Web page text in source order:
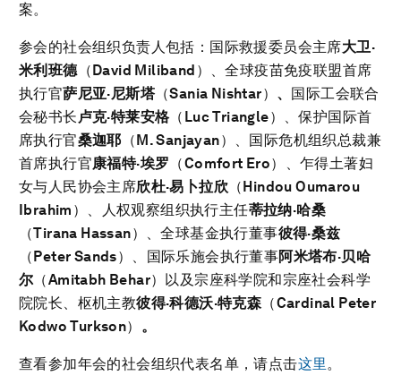
案。
参会的社会组织负责人包括：国际救援委员会主席大卫·
米利班德（David Miliband ）、全球疫苗免疫联盟首席
执行官萨尼亚·尼斯塔（Sania Nishtar） 、 国际工会联合
会秘书长卢克·特莱安格（ Luc Triangle）、保护国际首
席执行官桑迦耶 （M. Sanjayan）、国际危机组织总裁兼
首席执行官康福特·埃罗 （Comfort Ero）、乍得土著妇
女与人民协会主席欣杜·易卜拉欣 （Hindou Oumarou
Ibrahim ）、人权观察组织执行主任蒂拉纳·哈桑
（Tirana Hassan）、全球基金执行董事彼得·桑兹
（Peter Sands）、国际乐施会执行董事阿米塔布·贝哈
尔（Amitabh Behar）以及宗座科学院和宗座社会科学
院院长、枢机主教彼得·科德沃·特克森（Cardinal Peter
Kodwo Turkson） 。
查看参加年会的社会组织代表名单，请点击这里。